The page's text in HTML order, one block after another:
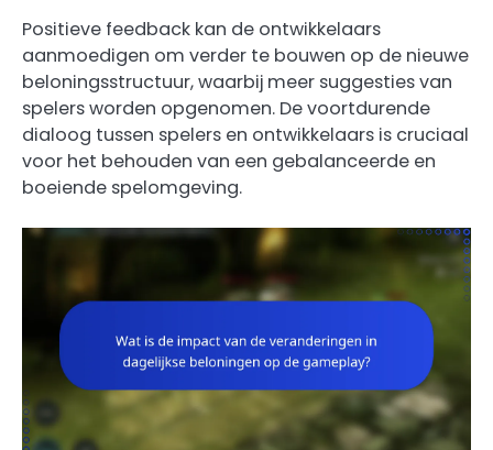
Positieve feedback kan de ontwikkelaars
aanmoedigen om verder te bouwen op de nieuwe
beloningsstructuur, waarbij meer suggesties van
spelers worden opgenomen. De voortdurende
dialoog tussen spelers en ontwikkelaars is cruciaal
voor het behouden van een gebalanceerde en
boeiende spelomgeving.